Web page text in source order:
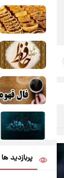
پربازدید ها